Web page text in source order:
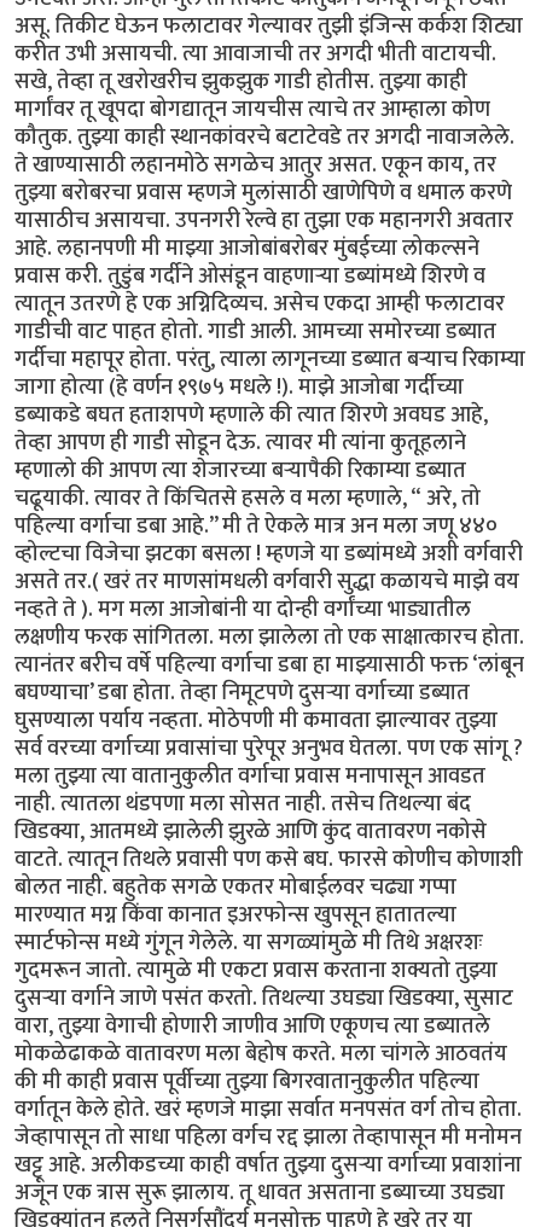
असू. तिकीट घेऊन फलाटावर गेल्यावर तुझी इंजिन्स कर्कश शिट्या
करीत उभी असायची. त्या आवाजाची तर अगदी भीती वाटायची.
सखे, तेव्हा तू खरोखरीच झुकझुक गाडी होतीस. तुझ्या काही
मार्गांवर तू खूपदा बोगद्यातून जायचीस त्याचे तर आम्हाला कोण
कौतुक. तुझ्या काही स्थानकांवरचे बटाटेवडे तर अगदी नावाजलेले.
ते खाण्यासाठी लहानमोठे सगळेच आतुर असत. एकून काय, तर
तुझ्या बरोबरचा प्रवास म्हणजे मुलांसाठी खाणेपिणे व धमाल करणे
यासाठीच असायचा. उपनगरी रेल्वे हा तुझा एक महानगरी अवतार
आहे. लहानपणी मी माझ्या आजोबांबरोबर मुंबईच्या लोकल्सने
प्रवास करी. तुडुंब गर्दीने ओसंडून वाहणाऱ्या डब्यांमध्ये शिरणे व
त्यातून उतरणे हे एक अग्निदिव्यच. असेच एकदा आम्ही फलाटावर
गाडीची वाट पाहत होतो. गाडी आली. आमच्या समोरच्या डब्यात
गर्दीचा महापूर होता. परंतु, त्याला लागूनच्या डब्यात बऱ्याच रिकाम्या
जागा होत्या (हे वर्णन १९७५ मधले !). माझे आजोबा गर्दीच्या
डब्याकडे बघत हताशपणे म्हणाले की त्यात शिरणे अवघड आहे,
तेव्हा आपण ही गाडी सोडून देऊ. त्यावर मी त्यांना कुतूहलाने
म्हणालो की आपण त्या शेजारच्या बऱ्यापैकी रिकाम्या डब्यात
चढूयाकी. त्यावर ते किंचितसे हसले व मला म्हणाले, “ अरे, तो
पहिल्या वर्गाचा डबा आहे.’’ मी ते ऐकले मात्र अन मला जणू ४४०
व्होल्टचा विजेचा झटका बसला ! म्हणजे या डब्यांमध्ये अशी वर्गवारी
असते तर.( खरं तर माणसांमधली वर्गवारी सुद्धा कळायचे माझे वय
नव्हते ते ). मग मला आजोबांनी या दोन्ही वर्गांच्या भाड्यातील
लक्षणीय फरक सांगितला. मला झालेला तो एक साक्षात्कारच होता.
त्यानंतर बरीच वर्षे पहिल्या वर्गाचा डबा हा माझ्यासाठी फक्त ‘लांबून
बघण्याचा’ डबा होता. तेव्हा निमूटपणे दुसऱ्या वर्गाच्या डब्यात
घुसण्याला पर्याय नव्हता. मोठेपणी मी कमावता झाल्यावर तुझ्या
सर्व वरच्या वर्गाच्या प्रवासांचा पुरेपूर अनुभव घेतला. पण एक सांगू ?
मला तुझ्या त्या वातानुकुलीत वर्गाचा प्रवास मनापासून आवडत
नाही. त्यातला थंडपणा मला सोसत नाही. तसेच तिथल्या बंद
खिडक्या, आतमध्ये झालेली झुरळे आणि कुंद वातावरण नकोसे
वाटते. त्यातून तिथले प्रवासी पण कसे बघ. फारसे कोणीच कोणाशी
बोलत नाही. बहुतेक सगळे एकतर मोबाईलवर चढ्या गप्पा
मारण्यात मग्न किंवा कानात इअरफोन्स खुपसून हातातल्या
स्मार्टफोन्स मध्ये गुंगून गेलेले. या सगळ्यांमुळे मी तिथे अक्षरशः
गुदमरून जातो. त्यामुळे मी एकटा प्रवास करताना शक्यतो तुझ्या
दुसऱ्या वर्गाने जाणे पसंत करतो. तिथल्या उघड्या खिडक्या, सुसाट
वारा, तुझ्या वेगाची होणारी जाणीव आणि एकूणच त्या डब्यातले
मोकळेढाकळे वातावरण मला बेहोष करते. मला चांगले आठवतंय
की मी काही प्रवास पूर्वीच्या तुझ्या बिगरवातानुकुलीत पहिल्या
वर्गातून केले होते. खरं म्हणजे माझा सर्वात मनपसंत वर्ग तोच होता.
जेव्हापासून तो साधा पहिला वर्गच रद्द झाला तेव्हापासून मी मनोमन
खट्टू आहे. अलीकडच्या काही वर्षात तुझ्या दुसऱ्या वर्गाच्या प्रवाशांना
अजून एक त्रास सुरू झालाय. तू धावत असताना डब्याच्या उघड्या